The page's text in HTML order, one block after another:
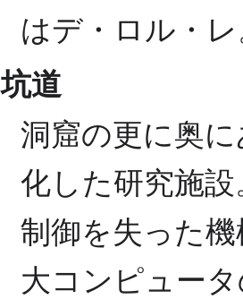
はデ・ロル・
坑道
洞窟の更に奥
化した研究施設
制御を失った
大コンピュー